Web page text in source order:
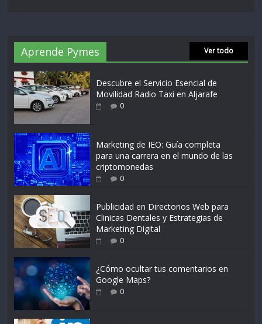
Aprende Pymes Ver todo
Descubre el Servicio Esencial de
Movilidad Radio Taxi en Aljarafe
0
Marketing de IEO: Guía completa
para una carrera en el mundo de las
criptomonedas
0
Publicidad en Directorios Web para
Clinicas Dentales y Estrategias de
Marketing Digital
0
¿Cómo ocultar tus comentarios en
Google Maps?
0